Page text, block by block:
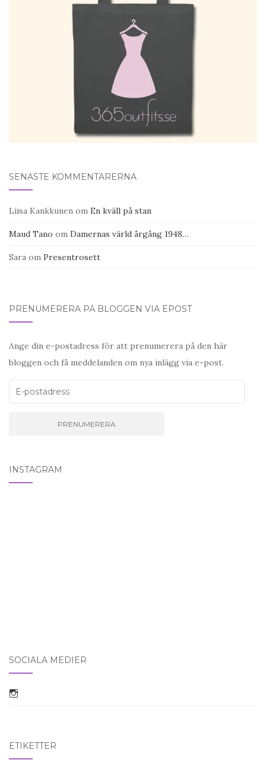
SENASTE KOMMENTARERNA
Liisa Kankkunen om En kväll på stan
Maud Tano om Damernas värld årgång 1948…
Sara om Presentrosett
PRENUMERERA PÅ BLOGGEN VIA EPOST
Ange din e-postadress för att prenumerera på den här
bloggen och få meddelanden om nya inlägg via e-post.
E-postadress
INSTAGRAM
SOCIALA MEDIER
ETIKETTER